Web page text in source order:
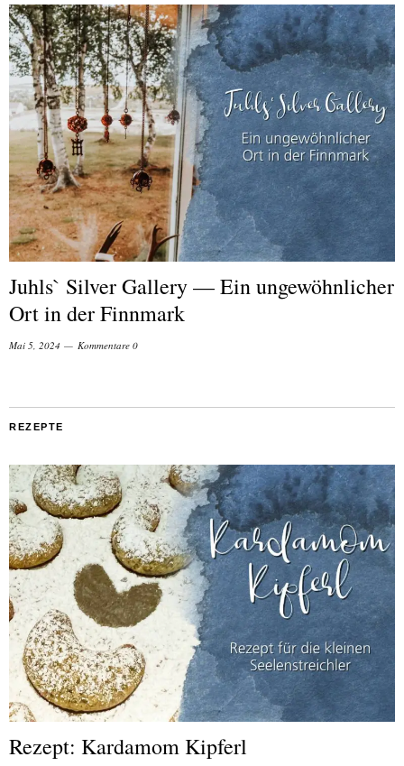
Juhls` Silver Gallery — Ein ungewöhnlicher
Ort in der Finnmark
Mai 5, 2024 Kommentare 0
REZEPTE
Rezept: Kardamom Kipferl